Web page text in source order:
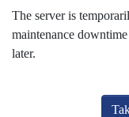
The server is
maintenance
later.